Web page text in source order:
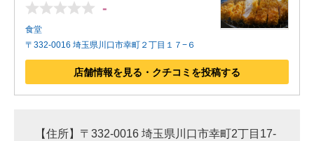
ちょっと気になるネットの話題
-
食堂
〒332-0016 埼玉県川口市幸町２丁目１７−６
店舗情報を見る・クチコミを投稿する
【住所】〒332-0016 埼玉県川口市幸町2丁目17-